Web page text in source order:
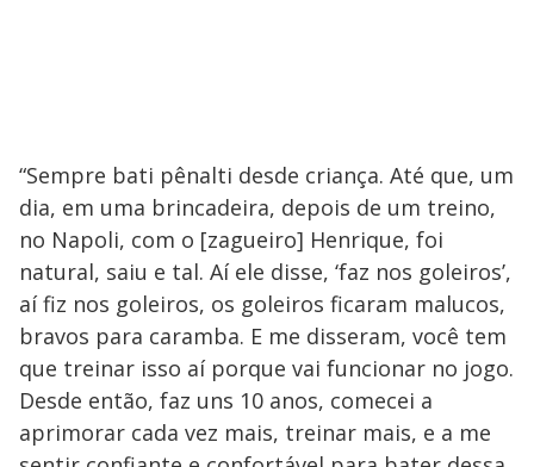
“Sempre bati pênalti desde criança. Até que, um
dia, em uma brincadeira, depois de um treino,
no Napoli, com o [zagueiro] Henrique, foi
natural, saiu e tal. Aí ele disse, ‘faz nos goleiros’,
aí fiz nos goleiros, os goleiros ficaram malucos,
bravos para caramba. E me disseram, você tem
que treinar isso aí porque vai funcionar no jogo.
Desde então, faz uns 10 anos, comecei a
aprimorar cada vez mais, treinar mais, e a me